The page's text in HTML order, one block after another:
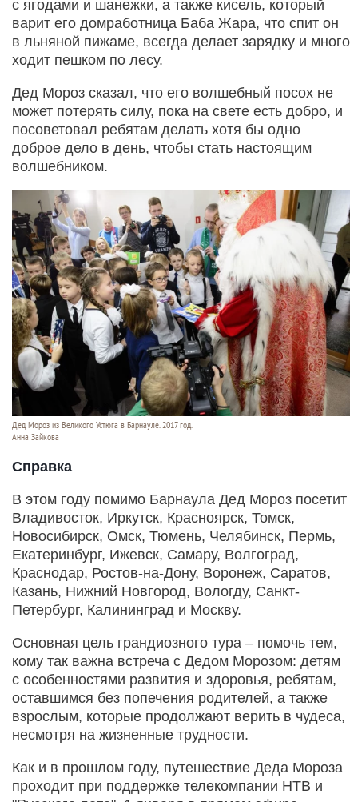
с ягодами и шанежки, а также кисель, который
варит его домработница Баба Жара, что спит он
в льняной пижаме, всегда делает зарядку и много
ходит пешком по лесу.
Дед Мороз сказал, что его волшебный посох не
может потерять силу, пока на свете есть добро, и
посоветовал ребятам делать хотя бы одно
доброе дело в день, чтобы стать настоящим
волшебником.
Дед Мороз из Великого Устюга в Барнауле. 2017 год.
Анна Зайкова
Справка
В этом году помимо Барнаула Дед Мороз посетит
Владивосток, Иркутск, Красноярск, Томск,
Новосибирск, Омск, Тюмень, Челябинск, Пермь,
Екатеринбург, Ижевск, Самару, Волгоград,
Краснодар, Ростов-на-Дону, Воронеж, Саратов,
Казань, Нижний Новгород, Вологду, Санкт-
Петербург, Калининград и Москву.
Основная цель грандиозного тура – помочь тем,
кому так важна встреча с Дедом Морозом: детям
с особенностями развития и здоровья, ребятам,
оставшимся без попечения родителей, а также
взрослым, которые продолжают верить в чудеса,
несмотря на жизненные трудности.
Как и в прошлом году, путешествие Деда Мороза
проходит при поддержке телекомпании НТВ и